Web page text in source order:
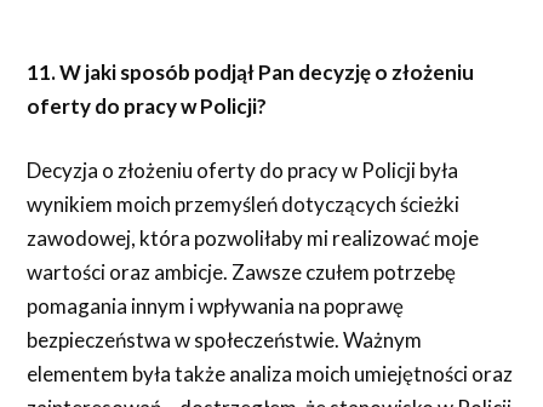
11. W jaki sposób podjął Pan decyzję o złożeniu
oferty do pracy w Policji?
Decyzja o złożeniu oferty do pracy w Policji była
wynikiem moich przemyśleń dotyczących ścieżki
zawodowej, która pozwoliłaby mi realizować moje
wartości oraz ambicje. Zawsze czułem potrzebę
pomagania innym i wpływania na poprawę
bezpieczeństwa w społeczeństwie. Ważnym
elementem była także analiza moich umiejętności oraz